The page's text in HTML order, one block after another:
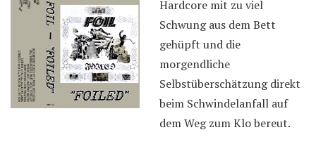
Hardcore mit zu viel
Schwung aus dem Bett
gehüpft und die
morgendliche
Selbstüberschätzung direkt
beim Schwindelanfall auf
dem Weg zum Klo bereut.